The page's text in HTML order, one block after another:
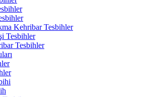
Kehribar Tesbihler
Tesbihler
Tesbihler